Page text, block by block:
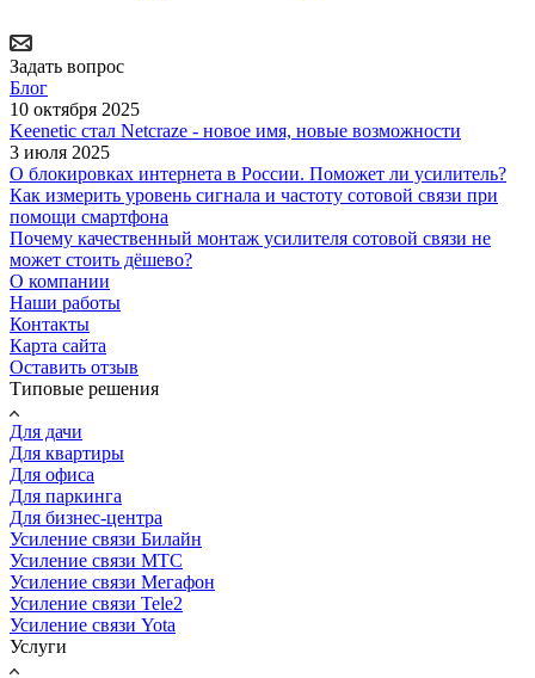
Задать вопрос
Блог
10 октября 2025
Keenetic стал Netcraze - новое имя, новые возможности
3 июля 2025
О блокировках интернета в России. Поможет ли усилитель?
Как измерить уровень сигнала и частоту сотовой связи при
помощи смартфона
Почему качественный монтаж усилителя сотовой связи не
может стоить дёшево?
О компании
Наши работы
Контакты
Карта сайта
Оставить отзыв
Типовые решения
Для дачи
Для квартиры
Для офиса
Для паркинга
Для бизнес-центра
Усиление связи Билайн
Усиление связи МТС
Усиление связи Мегафон
Усиление связи Tele2
Усиление связи Yota
Услуги